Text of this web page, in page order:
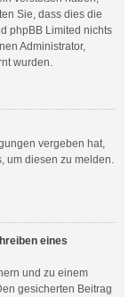
Sie, dass dies die
phpBB Limited nichts
Administrator,
wurden.
vergeben hat,
um diesen zu melden.
eines
und zu einem
gesicherten Beitrag